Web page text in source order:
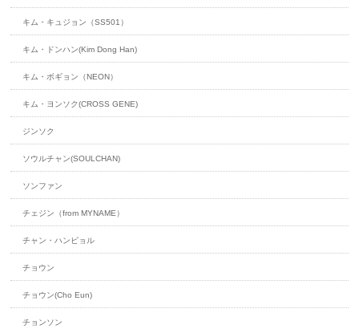
キム・キュジョン（SS501）
キム・ドンハン(Kim Dong Han)
キム・ボギョン（NEON）
キム・ヨンソク(CROSS GENE)
ジンソク
ソウルチャン(SOULCHAN)
ソンファン
チェジン（from MYNAME）
チャン・ハンビョル
チョウン
チョウン(Cho Eun)
チョンソン